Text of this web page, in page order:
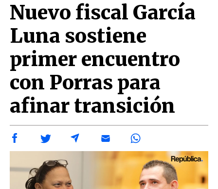
Nuevo fiscal García
Luna sostiene
primer encuentro
con Porras para
afinar transición